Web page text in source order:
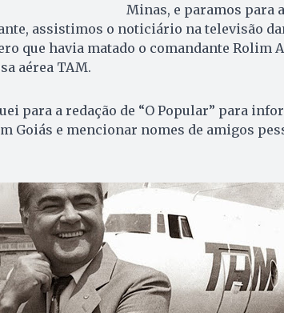
Minas, e paramos para
assistimos o noticiário na televisão
que havia matado o comandante Rolim
aérea TAM.
para a redação de “O Popular” para
Goiás e mencionar nomes de amigos